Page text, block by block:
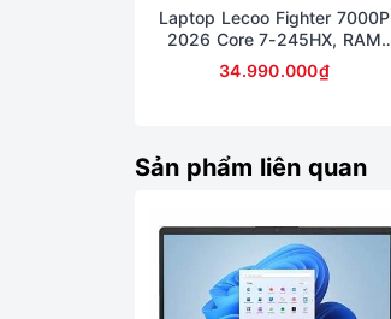
Laptop Lecoo Fighter 7000P
2026 Core 7-245HX, RAM
16GB, SSD 512GB, RTX 5060
8GB, màn 16 inch 2.5K 180Hz
34.990.000₫
Sản phẩm liên quan